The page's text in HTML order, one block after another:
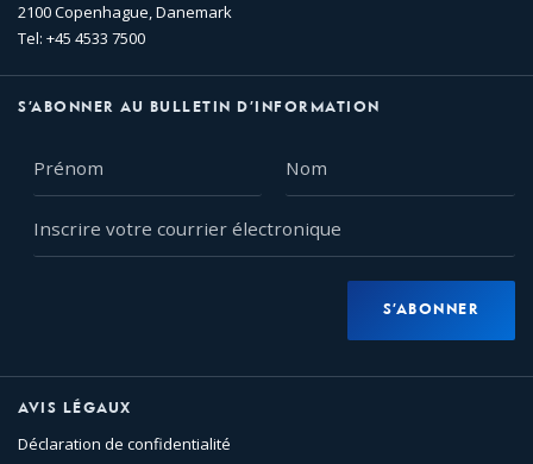
2100 Copenhague, Danemark
Tel: +45 4533 7500
S’ABONNER AU BULLETIN D’INFORMATION
votre
S’ABONNER
AVIS LÉGAUX
Déclaration de confidentialité